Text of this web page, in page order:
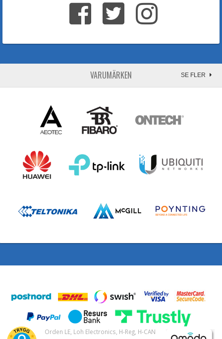
VARUMÄRKEN SE FLER
Orden LE, Loh Electronics, H-Reg, H-CAN